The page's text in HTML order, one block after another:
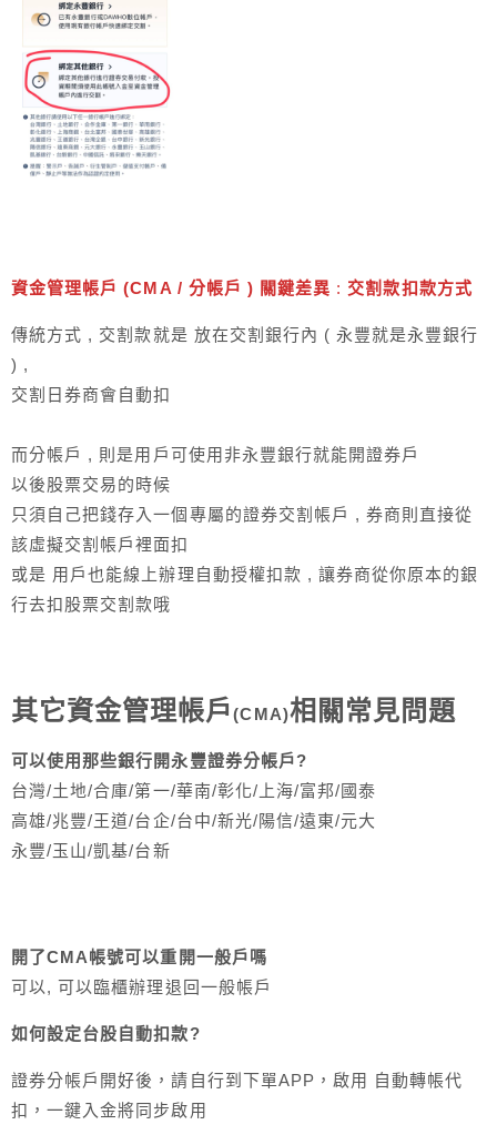
資金管理帳戶 (CMA / 分帳戶 ) 關鍵差異 : 交割款扣款方式
傳統方式 , 交割款就是 放在交割銀行內 ( 永豐就是永豐銀行
) ,
交割日券商會自動扣
而分帳戶 , 則是用戶可使用非永豐銀行就能開證券戶
以後股票交易的時候
只須自己把錢存入一個專屬的證券交割帳戶 , 券商則直接從
該虛擬交割帳戶裡面扣
或是 用戶也能線上辦理自動授權扣款 , 讓券商從你原本的銀
行去扣股票交割款哦
其它資金管理帳戶(CMA)相關常見問題
可以使用那些銀行開永豐證券分帳戶?
台灣/土地/合庫/第一/華南/彰化/上海/富邦/國泰
高雄/兆豐/王道/台企/台中/新光/陽信/遠東/元大
永豐/玉山/凱基/台新
開了CMA帳號可以重開一般戶嗎
可以, 可以臨櫃辦理退回一般帳戶
如何設定台股自動扣款?
證券分帳戶開好後，請自行到下單APP，啟用 自動轉帳代
扣，一鍵入金將同步啟用